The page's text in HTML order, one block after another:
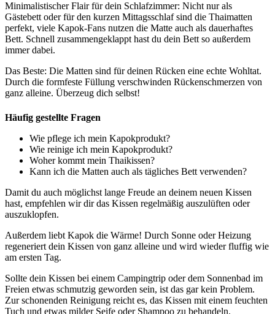
Minimalistischer Flair für dein Schlafzimmer: Nicht nur als
Gästebett oder für den kurzen Mittagsschlaf sind die Thaimatten
perfekt, viele Kapok-Fans nutzen die Matte auch als dauerhaftes
Bett. Schnell zusammengeklappt hast du dein Bett so außerdem
immer dabei.
Das Beste: Die Matten sind für deinen Rücken eine echte Wohltat.
Durch die formfeste Füllung verschwinden Rückenschmerzen von
ganz alleine. Überzeug dich selbst!
Häufig gestellte Fragen
Wie pflege ich mein Kapokprodukt?
Wie reinige ich mein Kapokprodukt?
Woher kommt mein Thaikissen?
Kann ich die Matten auch als tägliches Bett verwenden?
Damit du auch möglichst lange Freude an deinem neuen Kissen
hast, empfehlen wir dir das Kissen regelmäßig auszulüften oder
auszuklopfen.
Außerdem liebt Kapok die Wärme! Durch Sonne oder Heizung
regeneriert dein Kissen von ganz alleine und wird wieder fluffig wie
am ersten Tag.
Sollte dein Kissen bei einem Campingtrip oder dem Sonnenbad im
Freien etwas schmutzig geworden sein, ist das gar kein Problem.
Zur schonenden Reinigung reicht es, das Kissen mit einem feuchten
Tuch und etwas milder Seife oder Shampoo zu behandeln.